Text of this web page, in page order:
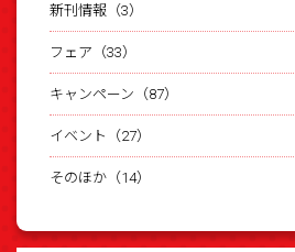
新刊情報（3）
フェア（33）
キャンペーン（87）
イベント（27）
そのほか（14）